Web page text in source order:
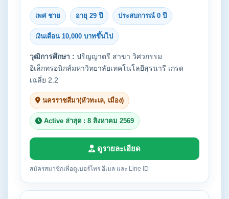
เพศ ชาย อายุ 29 ปี ประสบการณ์ 0 ปี
เงินเดือน 10,000 บาทขึ้นไป
วุฒิการศึกษา : ปริญญาตรี สาขา วิศวกรรม
อิเล็กทรอนิกส์มหาวิทยาลัยเทคโนโลยีสุรนารี เกรด
เฉลี่ย 2.2
นครราชสีมา(หัวทะเล, เมือง)
Active ล่าสุด : 8 สิงหาคม 2569
ดูรายละเอียด
สมัครสมาชิกเพื่อดูเบอร์โทร อีเมล และ Line ID